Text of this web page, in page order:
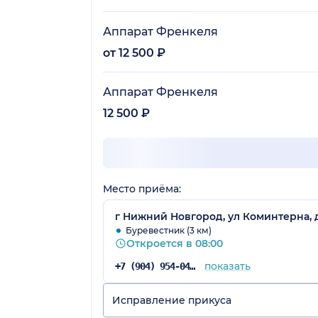
Аппарат Френкеля
от 12 500 ₽
Аппарат Френкеля
12 500 ₽
Место приёма:
г Нижний Новгород, ул Коминтерна,
Буревестник (3 км)
Откроется в 08:00
+7 (904) 954-04-28 показать
Исправление прикуса